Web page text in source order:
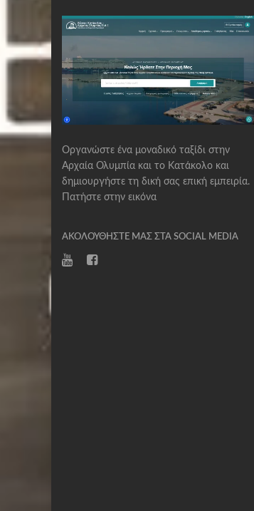
Οργανώστε ένα μοναδικό ταξίδι στην
Αρχαία Ολυμπία και το Κατάκολο και
δημιουργήστε τη δική σας επική εμπειρία.
Πατήστε στην εικόνα
ΑΚΟΛΟΥΘΉΣΤΕ ΜΑΣ ΣΤΑ SOCIAL MEDIA